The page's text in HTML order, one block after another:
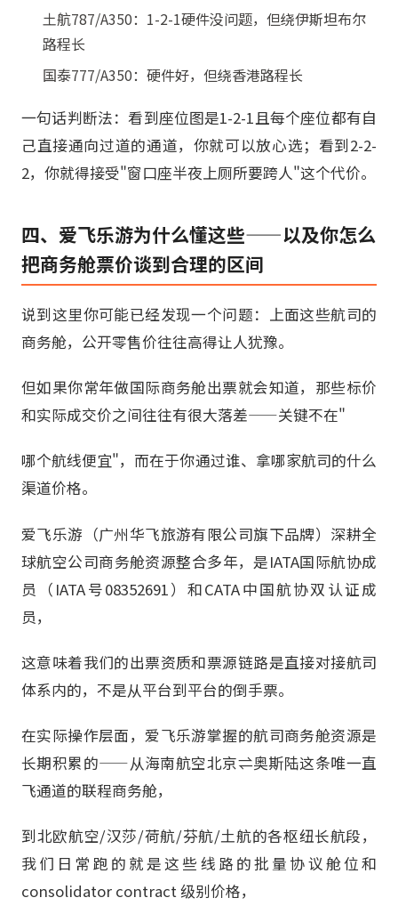
土航787/A350：1-2-1硬件没问题，但绕伊斯坦布尔
路程长
国泰777/A350：硬件好，但绕香港路程长
一句话判断法：看到座位图是1-2-1且每个座位都有自
己直接通向过道的通道，你就可以放心选；看到2-2-
2，你就得接受"窗口座半夜上厕所要跨人"这个代价。
四、爱飞乐游为什么懂这些——以及你怎么
把商务舱票价谈到合理的区间
说到这里你可能已经发现一个问题：上面这些航司的
商务舱，公开零售价往往高得让人犹豫。
但如果你常年做国际商务舱出票就会知道，那些标价
和实际成交价之间往往有很大落差——关键不在"
哪个航线便宜"，而在于你通过谁、拿哪家航司的什么
渠道价格。
爱飞乐游（广州华飞旅游有限公司旗下品牌）深耕全
球航空公司商务舱资源整合多年，是IATA国际航协成
员（IATA号08352691）和CATA中国航协双认证成
员，
这意味着我们的出票资质和票源链路是直接对接航司
体系内的，不是从平台到平台的倒手票。
在实际操作层面，爱飞乐游掌握的航司商务舱资源是
长期积累的——从海南航空北京⇌奥斯陆这条唯一直
飞通道的联程商务舱，
到北欧航空/汉莎/荷航/芬航/土航的各枢纽长航段，
我们日常跑的就是这些线路的批量协议舱位和
consolidator contract 级别价格，